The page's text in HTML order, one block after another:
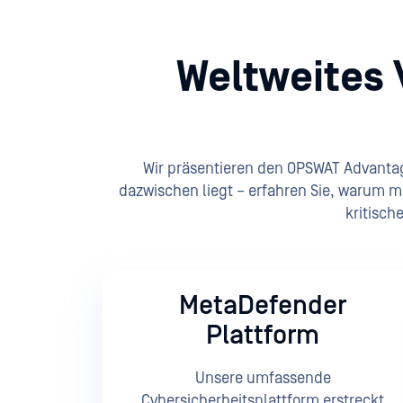
Weltweites
Wir präsentieren den OPSWAT
dazwischen liegt – erfahren Sie, warum
MetaDefender
Plattform
Unsere umfassende